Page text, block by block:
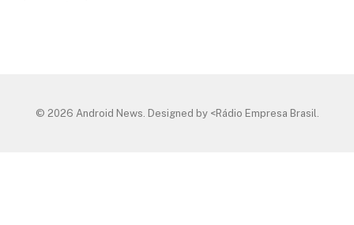
© 2026 Android News. Designed by <Rádio Empresa Brasil.